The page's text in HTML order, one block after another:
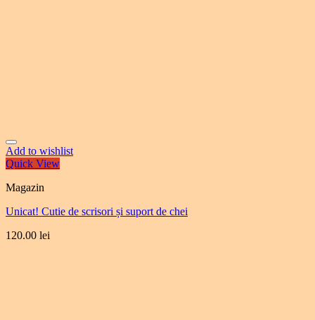
Add to wishlist
Quick View
Magazin
Unicat! Cutie de scrisori și suport de chei
120.00 lei